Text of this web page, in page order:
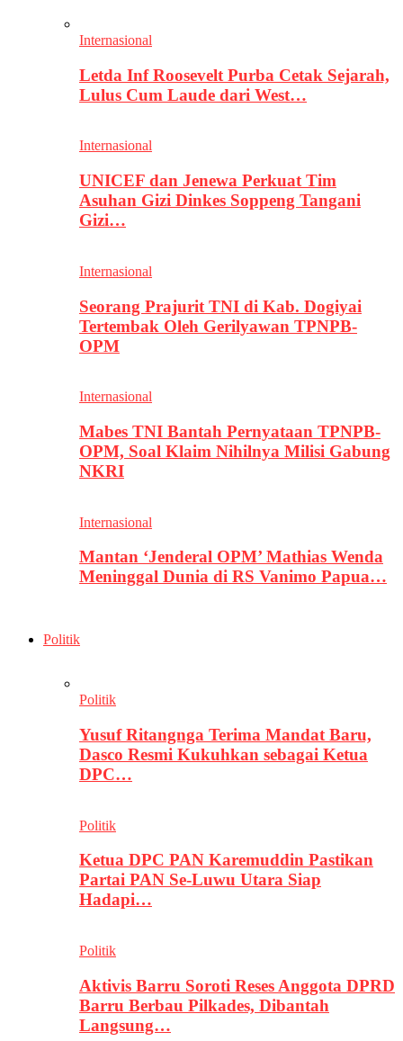
Internasional
Letda Inf Roosevelt Purba Cetak Sejarah,
Lulus Cum Laude dari West…
Internasional
UNICEF dan Jenewa Perkuat Tim
Asuhan Gizi Dinkes Soppeng Tangani
Gizi…
Internasional
Seorang Prajurit TNI di Kab. Dogiyai
Tertembak Oleh Gerilyawan TPNPB-
OPM
Internasional
Mabes TNI Bantah Pernyataan TPNPB-
OPM, Soal Klaim Nihilnya Milisi Gabung
NKRI
Internasional
Mantan ‘Jenderal OPM’ Mathias Wenda
Meninggal Dunia di RS Vanimo Papua…
Politik
Politik
Yusuf Ritangnga Terima Mandat Baru,
Dasco Resmi Kukuhkan sebagai Ketua
DPC…
Politik
Ketua DPC PAN Karemuddin Pastikan
Partai PAN Se-Luwu Utara Siap
Hadapi…
Politik
Aktivis Barru Soroti Reses Anggota DPRD
Barru Berbau Pilkades, Dibantah
Langsung…